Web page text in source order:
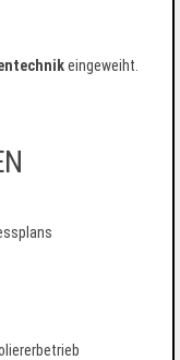
eingeweiht.